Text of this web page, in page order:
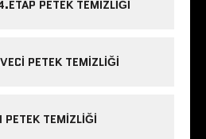
PETEK TEMIZLIĞI
PETEK TEMIZLIĞI
PETEK TEMIZLIĞI